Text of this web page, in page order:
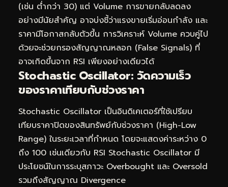
(เช่น ต่ำกว่า 30) แต่ Volume การขายกลับลดลง
อย่างมีนัยสำคัญ อาจบ่งชี้ว่าแรงขายเริ่มอ่อนกำลัง และ
ราคามีโอกาสกลับตัวขึ้น การวิเคราะห์ Volume ควบคู่ไป
ด้วยจะช่วยกรองสัญญาณหลอก (False Signals) ที่
อาจเกิดขึ้นจาก RSI เพียงอย่างเดียวได้
Stochastic Oscillator: วัดความเร็ว
ของราคาเทียบกับช่วงราคา
Stochastic Oscillator เป็นอินดิเคเตอร์ที่ใช้เปรียบ
เทียบราคาปิดของสินทรัพย์กับช่วงราคา (High-Low
Range) ในระยะเวลาที่กำหนด โดยจะแสดงค่าระหว่าง 0
ถึง 100 เช่นเดียวกับ RSI Stochastic Oscillator มี
ประโยชน์ในการระบุสภาวะ Overbought และ Oversold
รวมถึงสัญญาณ Divergence